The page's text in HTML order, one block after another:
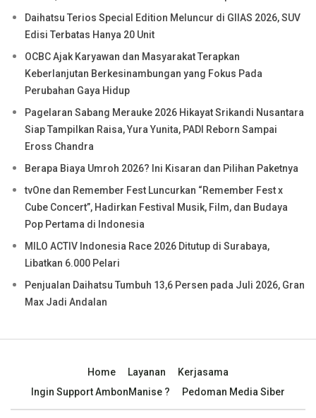
Daihatsu Terios Special Edition Meluncur di GIIAS 2026, SUV
Edisi Terbatas Hanya 20 Unit
OCBC Ajak Karyawan dan Masyarakat Terapkan
Keberlanjutan Berkesinambungan yang Fokus Pada
Perubahan Gaya Hidup
Pagelaran Sabang Merauke 2026 Hikayat Srikandi Nusantara
Siap Tampilkan Raisa, Yura Yunita, PADI Reborn Sampai
Eross Chandra
Berapa Biaya Umroh 2026? Ini Kisaran dan Pilihan Paketnya
tvOne dan Remember Fest Luncurkan “Remember Fest x
Cube Concert”, Hadirkan Festival Musik, Film, dan Budaya
Pop Pertama di Indonesia
MILO ACTIV Indonesia Race 2026 Ditutup di Surabaya,
Libatkan 6.000 Pelari
Penjualan Daihatsu Tumbuh 13,6 Persen pada Juli 2026, Gran
Max Jadi Andalan
Home Layanan
Kerjasama
Ingin Support AmbonManise ?
Pedoman Media Siber